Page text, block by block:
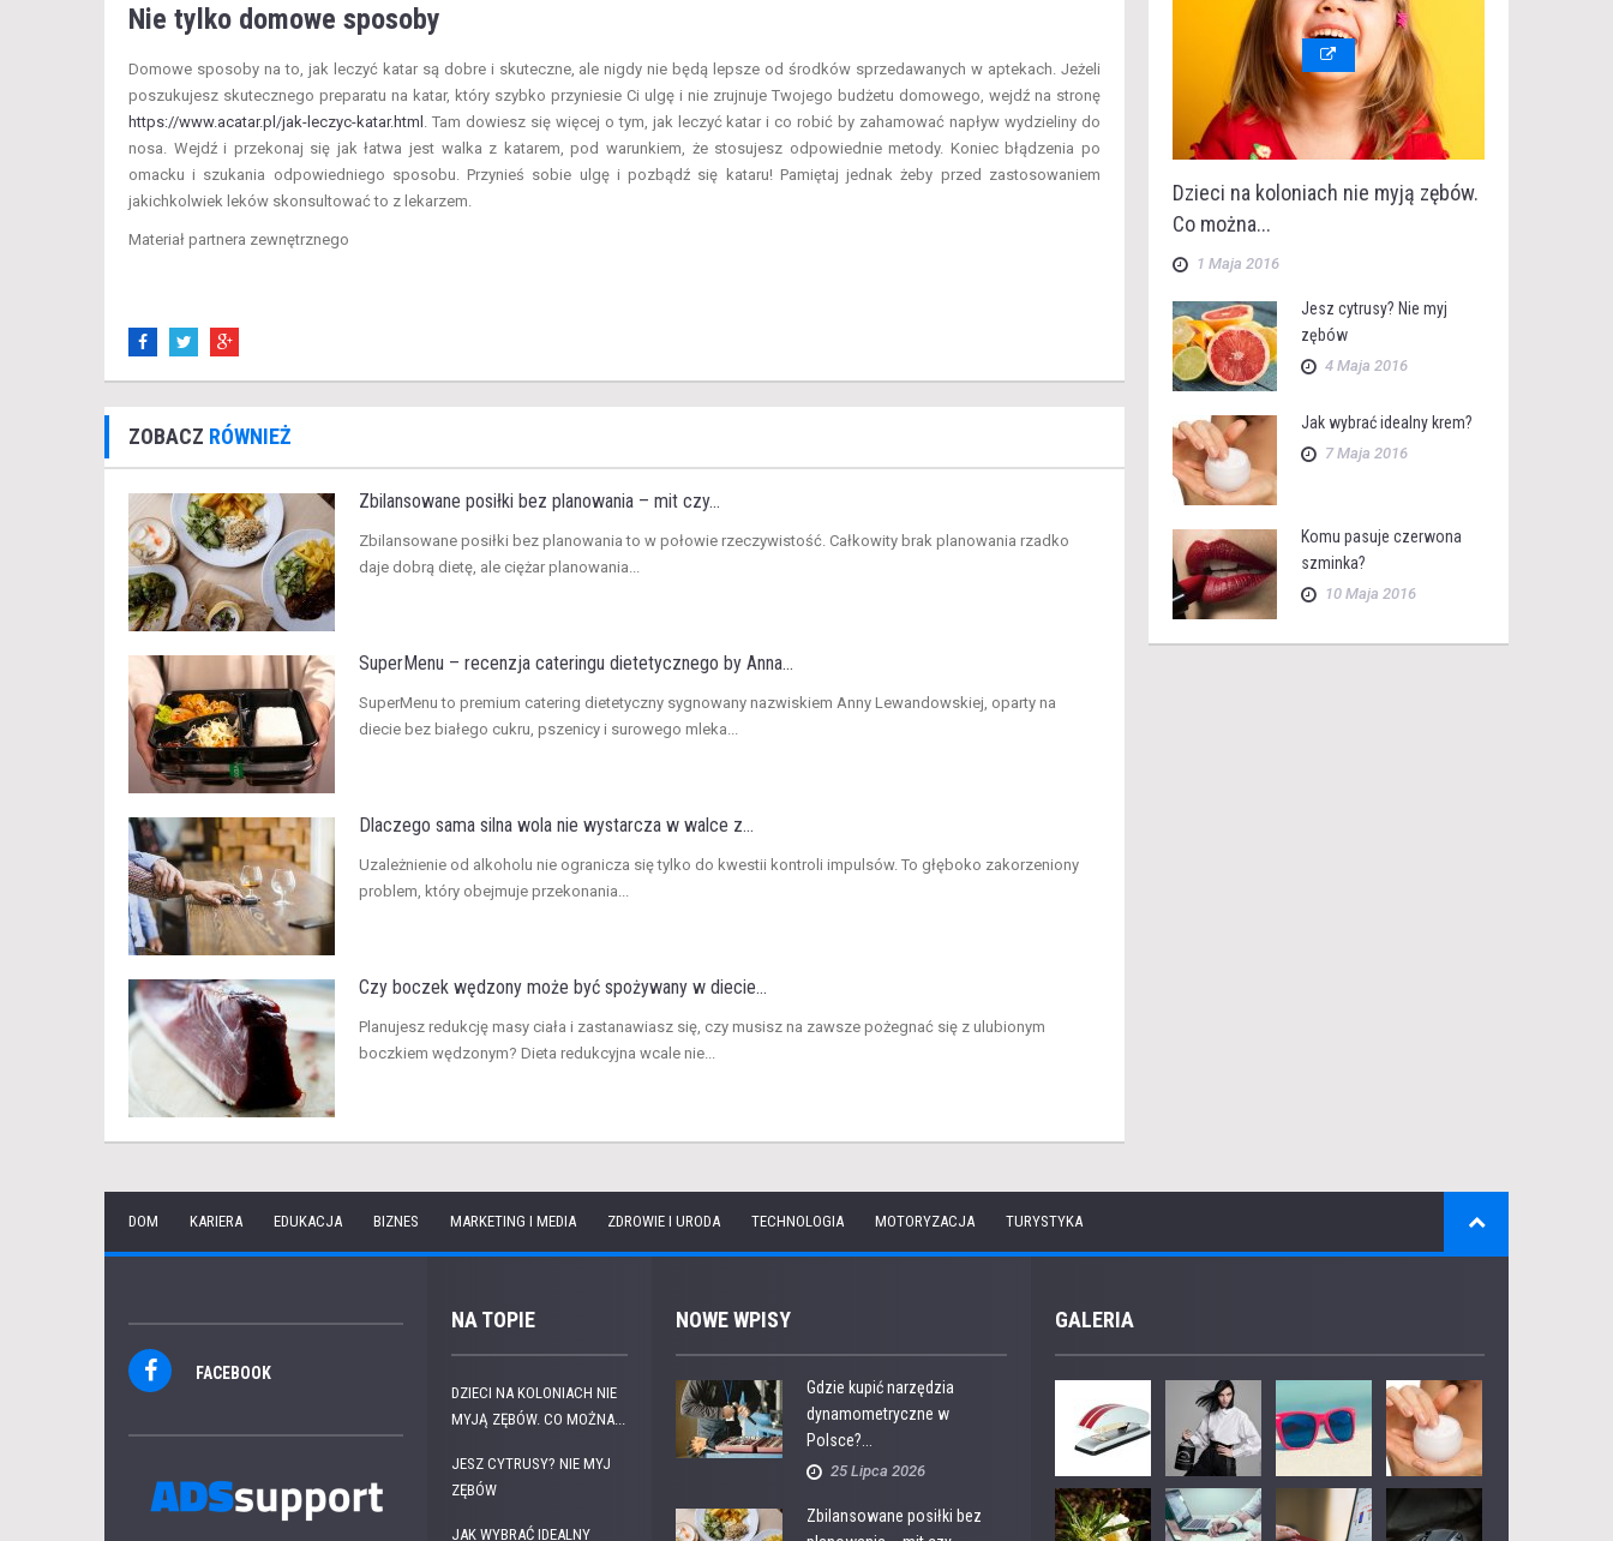
Nie tylko domowe sposoby
Domowe sposoby na to, jak leczyć katar są dobre i skuteczne, ale nigdy nie będą lepsze od środków sprzedawanych w aptekach. Jeżeli
poszukujesz skutecznego preparatu na katar, który szybko przyniesie Ci ulgę i nie zrujnuje Twojego budżetu domowego, wejdź na stronę
https://www.acatar.pl/jak-leczyc-katar.html
. Tam dowiesz się więcej o tym, jak leczyć katar i co robić by zahamować napływ wydzieliny do
nosa. Wejdź i przekonaj się jak łatwa jest walka z katarem, pod warunkiem, że stosujesz odpowiednie metody. Koniec błądzenia po
omacku i szukania odpowiedniego sposobu. Przynieś sobie ulgę i pozbądź się kataru! Pamiętaj jednak żeby przed zastosowaniem
jakichkolwiek leków skonsultować to z lekarzem.
Materiał partnera zewnętrznego
ZOBACZ RÓWNIEŻ
Zbilansowane posiłki bez planowania – mit czy...
​Zbilansowane posiłki bez planowania to w połowie rzeczywistość. Całkowity brak planowania rzadko
daje dobrą dietę, ale ciężar planowania...
SuperMenu – recenzja cateringu dietetycznego by Anna...
​SuperMenu to premium catering dietetyczny sygnowany nazwiskiem Anny Lewandowskiej, oparty na
diecie bez białego cukru, pszenicy i surowego mleka...
Dlaczego sama silna wola nie wystarcza w walce z...
​Uzależnienie od alkoholu nie ogranicza się tylko do kwestii kontroli impulsów. To głęboko zakorzeniony
problem, który obejmuje przekonania...
Czy boczek wędzony może być spożywany w diecie...
Planujesz redukcję masy ciała i zastanawiasz się, czy musisz na zawsze pożegnać się z ulubionym
boczkiem wędzonym? Dieta redukcyjna wcale nie...
Dzieci na koloniach nie myją zębów.
Co można...
1 Maja 2016
Jesz cytrusy? Nie myj
zębów
4 Maja 2016
Jak wybrać idealny krem?
7 Maja 2016
Komu pasuje czerwona
szminka?
10 Maja 2016
DOM KARIERA EDUKACJA BIZNES MARKETING I MEDIA ZDROWIE I URODA TECHNOLOGIA MOTORYZACJA TURYSTYKA
FACEBOOK
NA TOPIE
DZIECI NA KOLONIACH NIE
MYJĄ ZĘBÓW. CO MOŻNA...
JESZ CYTRUSY? NIE MYJ
ZĘBÓW
JAK WYBRAĆ IDEALNY
NOWE WPISY
Gdzie kupić narzędzia
dynamometryczne w
Polsce?...
25 Lipca 2026
Zbilansowane posiłki bez
GALERIA